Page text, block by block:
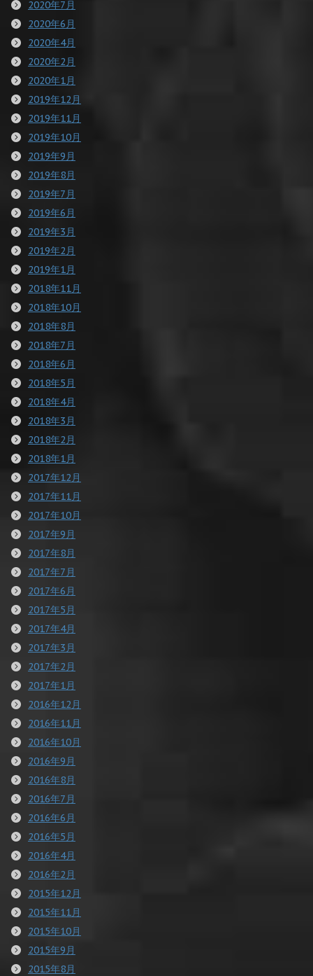
2020年7月
2020年6月
2020年4月
2020年2月
2020年1月
2019年12月
2019年11月
2019年10月
2019年9月
2019年8月
2019年7月
2019年6月
2019年3月
2019年2月
2019年1月
2018年11月
2018年10月
2018年8月
2018年7月
2018年6月
2018年5月
2018年4月
2018年3月
2018年2月
2018年1月
2017年12月
2017年11月
2017年10月
2017年9月
2017年8月
2017年7月
2017年6月
2017年5月
2017年4月
2017年3月
2017年2月
2017年1月
2016年12月
2016年11月
2016年10月
2016年9月
2016年8月
2016年7月
2016年6月
2016年5月
2016年4月
2016年2月
2015年12月
2015年11月
2015年10月
2015年9月
2015年8月